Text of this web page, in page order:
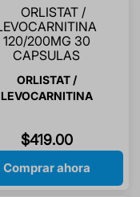
ORLISTAT /
LEVOCARNITINA
$419.00
Comprar ahora